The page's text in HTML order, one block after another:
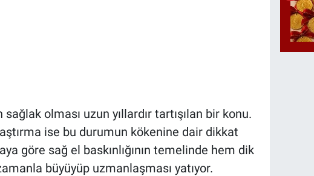
sağlak olması uzun yıllardır tartışılan bir konu.
ise bu durumun kökenine dair dikkat
göre sağ el baskınlığının temelinde hem dik
büyüyüp uzmanlaşması yatıyor.